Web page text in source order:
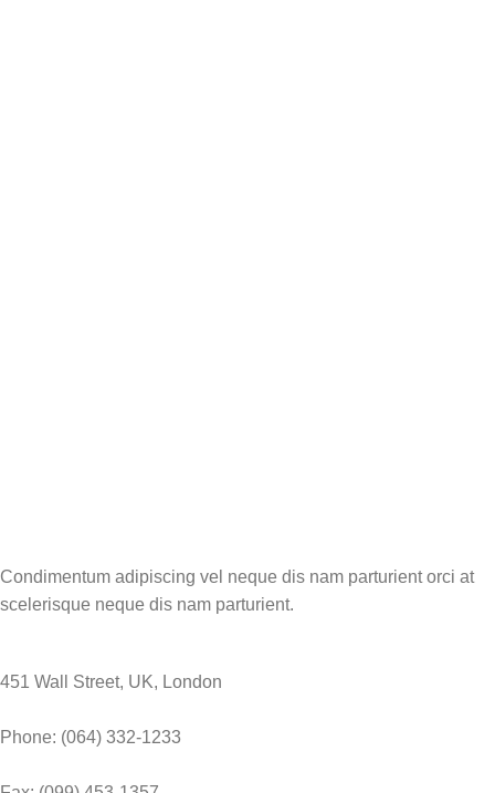
Condimentum adipiscing vel neque dis nam parturient orci at
scelerisque neque dis nam parturient.
451 Wall Street, UK, London
Phone: (064) 332-1233